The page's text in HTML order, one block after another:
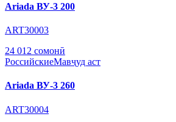
Ariada ВУ-3 200
ART30003
24 012 сомонӣ
РоссийскиеМавҷуд аст
Ariada ВУ-3 260
ART30004